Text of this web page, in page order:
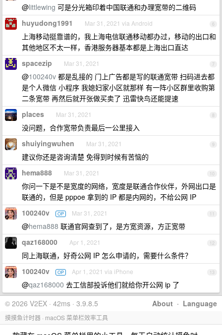
@littlewing 可是分光箱印着中国联通和办理宽带的二维码
6
huyudong1991 Mar 31, 2021 via Android
上海移动挺靠谱的，我上海电信联通移动都办过，移动的出口和
其他地区不太一样，香港服务器基本都是上海出口直达
7
spacezip Mar 31, 2021
@100240v 都是乱接的 门上广告都是写的联通宽带 扫码进去都
是个人微信 小程序 我媳妇家小区就那样 有一阵小区群里收购第
二条宽带 再然后就开张做买卖了 迅雷快鸟还能提速
8
places Mar 31, 2021
没问题，合作宽带负责最后一公里接入
9
shuiyingwuhen Mar 31, 2021
建议你还是咨询清楚 免得到时候有苦恼的
10
hema888 Mar 31, 2021
你问一下是不是宽度的网络，宽度是联通合作伙伴，外网出口是
联通的，但是 pppoe 拿到的 IP 都是内网的，不给公网 IP
11
100240v OP Mar 31, 2021
@hema888 联通官网查到了，是方宽资源，方正宽带
12
qaz168000 Apr 1, 2021
同上海联通，好奇公网 IP 怎么申请的，需要什么条件？
13
100240v OP Apr 1, 2021 via iPhone
@qaz168000 去工信部投诉他们就给你开公网 ip 了
About · Language
© 2026 V2EX · 42ms · 3.9.8.5
摸摸鱼计时器 · macOS 菜单栏效率工具